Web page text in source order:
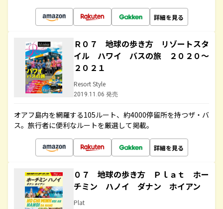
詳細を見る
Ｒ０７ 地球の歩き方 リゾートスタ
イル ハワイ バスの旅 ２０２０～
２０２１
Resort Style
2019.11.06 発売
オアフ島内を網羅する105ルート、約4000停留所を持つザ・バ
ス。旅行者に便利なルートを厳選して掲載。
詳細を見る
０７ 地球の歩き方 Ｐｌａｔ ホー
チミン ハノイ ダナン ホイアン
Plat